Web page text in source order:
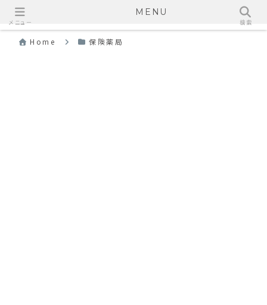
MENU
Home 保険薬局
メニュー 検索